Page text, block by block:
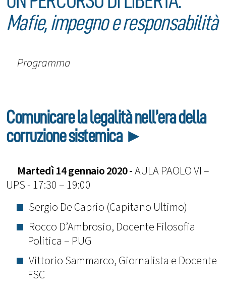
Mafie, impegno e responsabilità
Programma
Comunicare la legalità nell’era della
corruzione sistemica ►
Martedì 14 gennaio 2020 -AULA PAOLO VI –
UPS - 17:30 – 19:00
Sergio De Caprio (Capitano Ultimo)
Rocco D’Ambrosio, Docente Filosofia
Politica – PUG
Vittorio Sammarco, Giornalista e Docente
FSC